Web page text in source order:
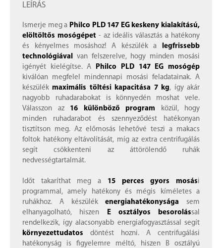
LEÍRÁS
Ismerje meg a Philco PLD 147 EG keskeny kialakítású,
elöltöltős mosógépet - az ideális választás a hatékony
és kényelmes mosáshoz! A készülék a
legfrissebb
technológiával
van felszerelve, hogy minden mosási
igényét kielégítse. A
Philco PLD 147 EG mosógép
kiválóan megfelel mindennapi mosási feladatainak. A
készülékmaximális töltési kapacitása 7 kg, így akár
nagyobb ruhadarabokat is könnyedén moshat vele.
Válasszon az 16 különböző program közül, hogy
minden ruhadarabot és szennyeződést hatékonyan
tisztítson meg. Az előmosás lehetővé teszi a makacs
foltok hatékony eltávolítását, míg az extra centrifugálás
segít csökkenteni az áttörölendő ruhák
nedvességtartalmát.
Időt takaríthat meg a 15 perces gyors mosási
programmal, amely hatékony és mégis kíméletes a
ruhákhoz. A készülékenergiahatékonysága sem
elhanyagolható, hiszen
E osztályos besorolással
rendelkezik, így alacsonyabb energiafogyasztással segít
környezettudatos döntést hozni. A centrifugálási
hatékonyság is figyelemre méltó, hiszen B osztályú